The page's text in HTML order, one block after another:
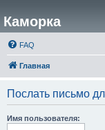
Каморка
FAQ
Главная
Послать письмо
Имя пользователя: